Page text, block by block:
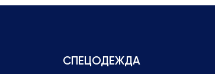
СПЕЦОДЕЖДА